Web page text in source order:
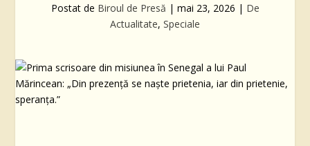
Postat de Biroul de Presă | mai 23, 2026 | De
Actualitate, Speciale